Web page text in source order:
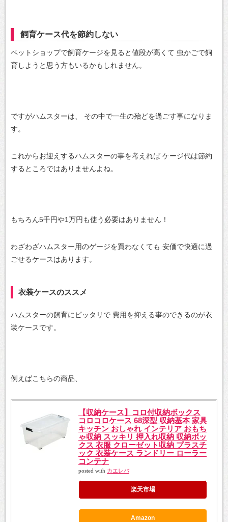
飼育ケース代を節約しない
ペットショップで飼育ケージを見ると値段が高くて 虫かごで飼
育しようと思う方もいるかもしれません。
ですがハムスターは、
その中で一生の殆どを過ごす事になりま
す。
これからお迎えするハムスターの事を考えれば ケージ代は節約
するところではありませんよね。
もちろん5千円や1万円も使う必要はありません！
わざわざハムスター用のゲージを買わなくても 安価で快適に過
ごせるケースはあります。
衣装ケースのススメ
ハムスターの飼育にピッタリで 費用を抑える事のできるのが衣
装ケースです。
例えばこちらの商品、
【収納ケース】コロ付収納ボックス
コロコロケース 68深型 収納基本 家具
キッチン おしゃれ インテリア おもち
ゃ収納 スッキリ 押入れ収納 収納ボッ
クス 衣服 クローゼット収納 プラスチ
ック 衣装ケース ランドリー ローラー
コンテナ
posted with カエレバ
楽天市場
Amazon